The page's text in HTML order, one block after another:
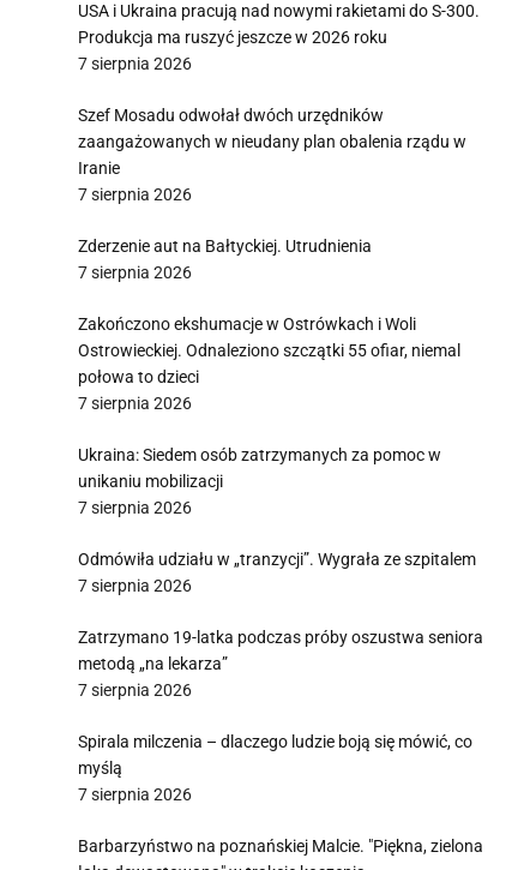
USA i Ukraina pracują nad nowymi rakietami do S-300.
Produkcja ma ruszyć jeszcze w 2026 roku
7 sierpnia 2026
Szef Mosadu odwołał dwóch urzędników
zaangażowanych w nieudany plan obalenia rządu w
Iranie
7 sierpnia 2026
Zderzenie aut na Bałtyckiej. Utrudnienia
7 sierpnia 2026
Zakończono ekshumacje w Ostrówkach i Woli
Ostrowieckiej. Odnaleziono szczątki 55 ofiar, niemal
połowa to dzieci
7 sierpnia 2026
Ukraina: Siedem osób zatrzymanych za pomoc w
unikaniu mobilizacji
7 sierpnia 2026
Odmówiła udziału w „tranzycji”. Wygrała ze szpitalem
7 sierpnia 2026
Zatrzymano 19-latka podczas próby oszustwa seniora
metodą „na lekarza”
7 sierpnia 2026
Spirala milczenia – dlaczego ludzie boją się mówić, co
myślą
7 sierpnia 2026
Barbarzyństwo na poznańskiej Malcie. "Piękna, zielona